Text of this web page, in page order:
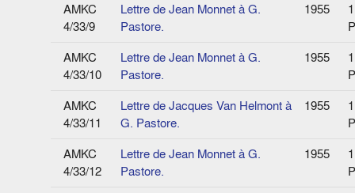
AMKC
4/33/9
Lettre de Jean Monnet à G.
Pastore.
1955
1
AMKC
4/33/10
Lettre de Jean Monnet à G.
Pastore.
1955
1
AMKC
4/33/11
Lettre de Jacques Van Helmont à
G. Pastore.
1955
1
AMKC
4/33/12
Lettre de Jean Monnet à G.
Pastore.
1955
1